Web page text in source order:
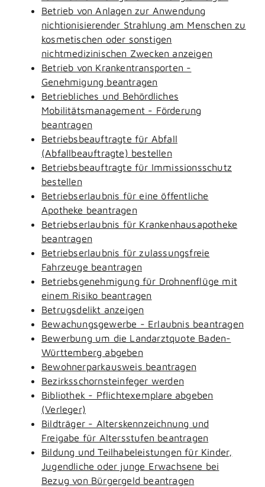
Betrieb von Anlagen zur Anwendung
nichtionisierender Strahlung am Menschen zu
kosmetischen oder sonstigen
nichtmedizinischen Zwecken anzeigen
Betrieb von Krankentransporten -
Genehmigung beantragen
Betriebliches und Behördliches
Mobilitätsmanagement - Förderung
beantragen
Betriebsbeauftragte für Abfall
(Abfallbeauftragte) bestellen
Betriebsbeauftragte für Immissionsschutz
bestellen
Betriebserlaubnis für eine öffentliche
Apotheke beantragen
Betriebserlaubnis für Krankenhausapotheke
beantragen
Betriebserlaubnis für zulassungsfreie
Fahrzeuge beantragen
Betriebsgenehmigung für Drohnenflüge mit
einem Risiko beantragen
Betrugsdelikt anzeigen
Bewachungsgewerbe - Erlaubnis beantragen
Bewerbung um die Landarztquote Baden-
Württemberg abgeben
Bewohnerparkausweis beantragen
Bezirksschornsteinfeger werden
Bibliothek - Pflichtexemplare abgeben
(Verleger)
Bildträger - Alterskennzeichnung und
Freigabe für Altersstufen beantragen
Bildung und Teilhabeleistungen für Kinder,
Jugendliche oder junge Erwachsene bei
Bezug von Bürgergeld beantragen